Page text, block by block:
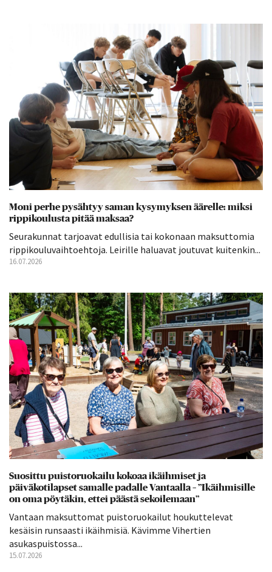
Moni perhe pysähtyy saman kysymyksen äärelle: miksi
rippikoulusta pitää maksaa?
Seurakunnat tarjoavat edullisia tai kokonaan maksuttomia
rippikouluvaihtoehtoja. Leirille haluavat joutuvat kuitenkin...
16.07.2026
Suosittu puistoruokailu kokoaa ikäihmiset ja
päiväkotilapset samalle padalle Vantaalla – ”Ikäihmisille
on oma pöytäkin, ettei päästä sekoilemaan”
Vantaan maksuttomat puistoruokailut houkuttelevat
kesäisin runsaasti ikäihmisiä. Kävimme Vihertien
asukaspuistossa...
15.07.2026